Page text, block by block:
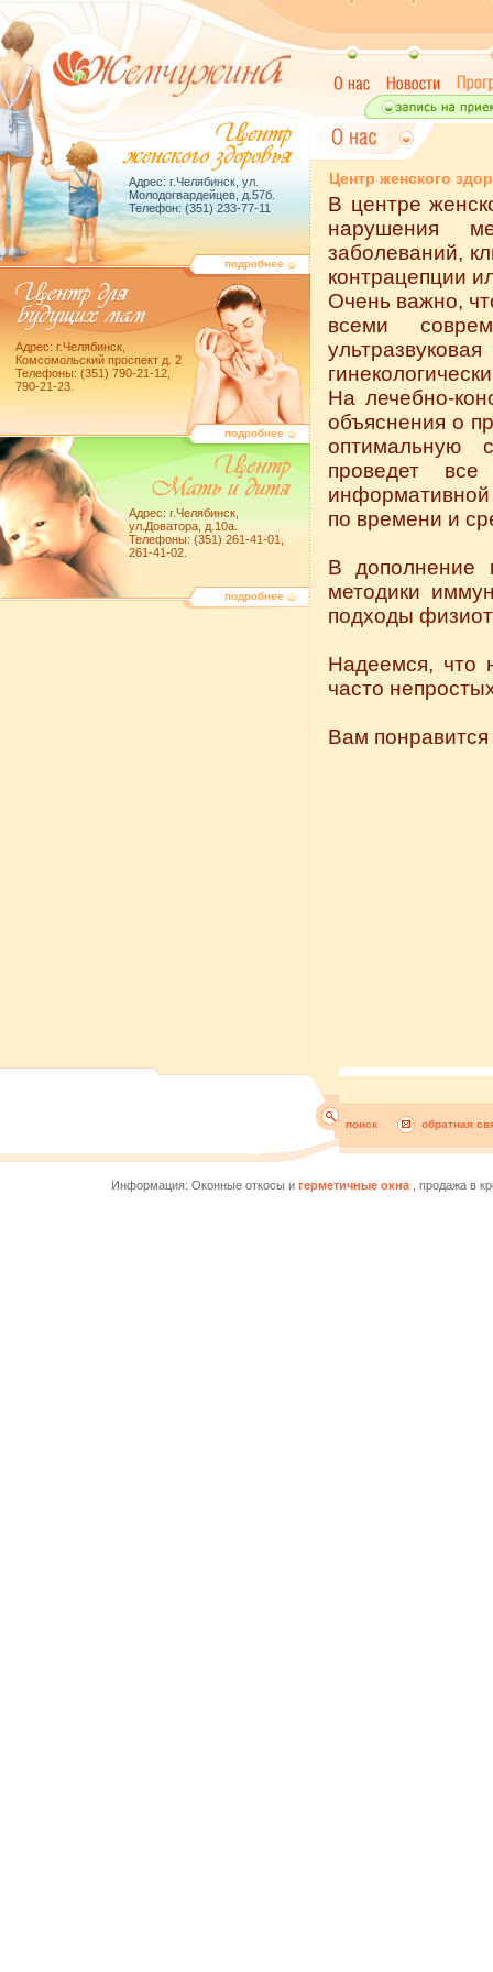
Адрес: г.Челябинск, ул.
Молодогвардейцев, д.57б.
Телефон: (351) 233-77-11
подробнее
подробнее
Адрес: г.Челябинск,
Комсомольский проспект д. 2
Телефоны: (351) 790-21-12,
790-21-23.
Адрес: г.Челябинск,
ул.Доватора, д.10а.
Телефоны: (351) 261-41-01,
261-41-02.
подробнее
Центр женского
В центре
нарушения
заболеваний,
контрацепции
Очень важно,
всеми
На лечебно-
объяснения о
оптимальную
проведет
информативной
по времени и
В дополнение
методики
подходы
Надеемся, что
часто
Вам понравится
поиск обратная
Информация: Оконные откосы и герметичные окна , продажа в